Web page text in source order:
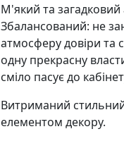
М'який та
Збалансований: не
атмосферу довіри та
одну прекрасну
сміло пасує до
Витриманий
елементом декору.